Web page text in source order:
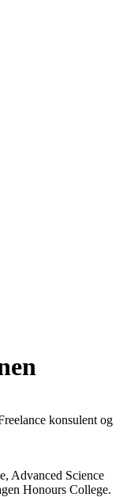
konsulent og
Advanced Science
Honours College.